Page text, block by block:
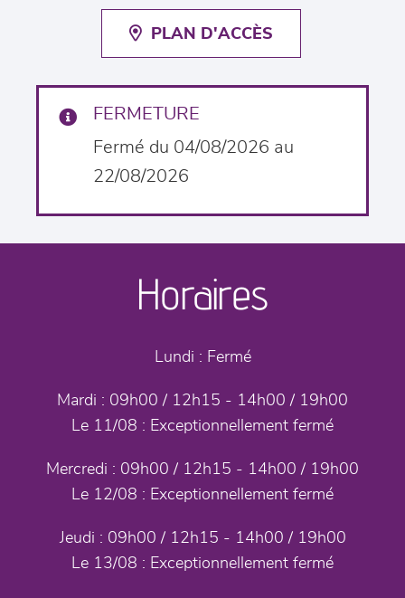
PLAN D'ACCÈS
FERMETURE
Fermé du 04/08/2026 au
22/08/2026
Horaires
Lundi : Fermé
Mardi : 09h00 / 12h15 - 14h00 / 19h00
Le 11/08 : Exceptionnellement fermé
Mercredi : 09h00 / 12h15 - 14h00 / 19h00
Le 12/08 : Exceptionnellement fermé
Jeudi : 09h00 / 12h15 - 14h00 / 19h00
Le 13/08 : Exceptionnellement fermé